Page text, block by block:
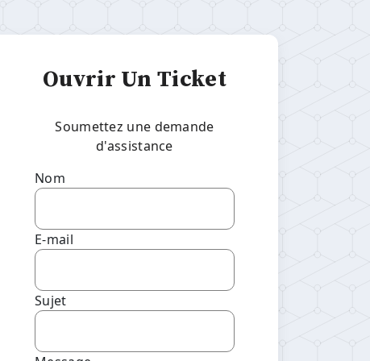
Ouvrir Un Ticket
Soumettez une demande
d'assistance
Nom
E-mail
Sujet